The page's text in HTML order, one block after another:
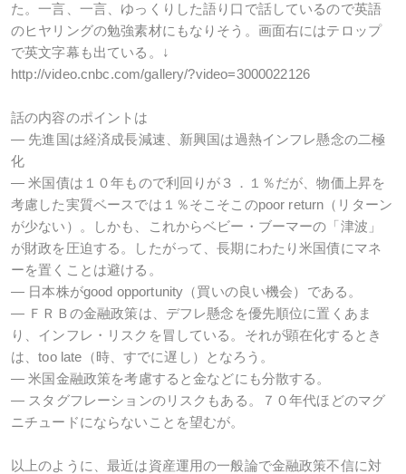
た。一言、一言、ゆっくりした語り口で話しているので英語
のヒヤリングの勉強素材にもなりそう。画面右にはテロップ
で英文字幕も出ている。↓
http://video.cnbc.com/gallery/?video=3000022126
話の内容のポイントは
― 先進国は経済成長減速、新興国は過熱インフレ懸念の二極
化
― 米国債は１０年もので利回りが３．１％だが、物価上昇を
考慮した実質ベースでは１％そこそこのpoor return（リターン
が少ない）。しかも、これからベビー・ブーマーの「津波」
が財政を圧迫する。したがって、長期にわたり米国債にマネ
ーを置くことは避ける。
― 日本株がgood opportunity（買いの良い機会）である。
― ＦＲＢの金融政策は、デフレ懸念を優先順位に置くあま
り、インフレ・リスクを冒している。それが顕在化するとき
は、too late（時、すでに遅し）となろう。
― 米国金融政策を考慮すると金などにも分散する。
― スタグフレーションのリスクもある。７０年代ほどのマグ
ニチュードにならないことを望むが。
以上のように、最近は資産運用の一般論で金融政策不信に対